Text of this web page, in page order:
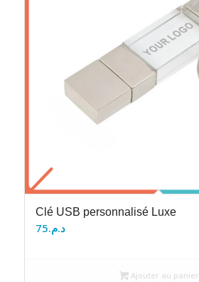
Clé USB personnalisé Luxe
د.م.75
Ajouter au panier